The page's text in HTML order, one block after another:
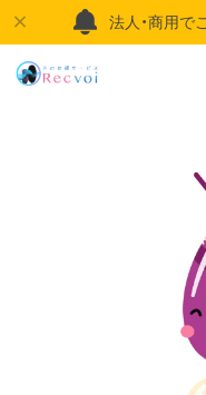
法人・商用で